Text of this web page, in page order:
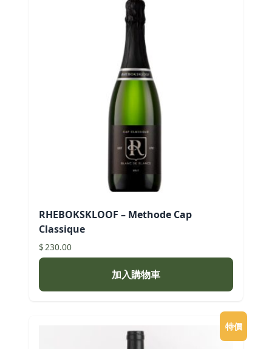
RHEBOKSKLOOF – Methode Cap
Classique
$230.00
加入購物車
特價